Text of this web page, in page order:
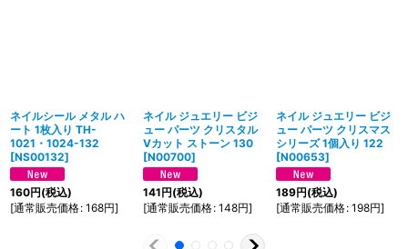
ネイルシール メタル ハ
ート 1枚入り TH-
1021・1024-132
[NS00132]
160円(税込)
[通常販売価格: 168円]
ネイル ジュエリー ビジ
ュー パーツ クリスタル
Vカット ストーン 130
[N00700]
141円(税込)
[通常販売価格: 148円]
ネイル ジュエリー ビジ
ュー パーツ クリスマス
シリーズ 1個入り 122
[N00653]
189円(税込)
[通常販売価格: 198円]